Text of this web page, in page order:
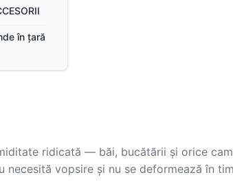
în țară
ridicată — băi, bucătării și orice
necesită vopsire și nu se deformează în